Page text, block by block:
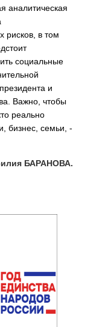
аналитическая
рисков, в том
социальные
и
Важно, чтобы
реально
бизнес, семьи, -
БАРАНОВА.